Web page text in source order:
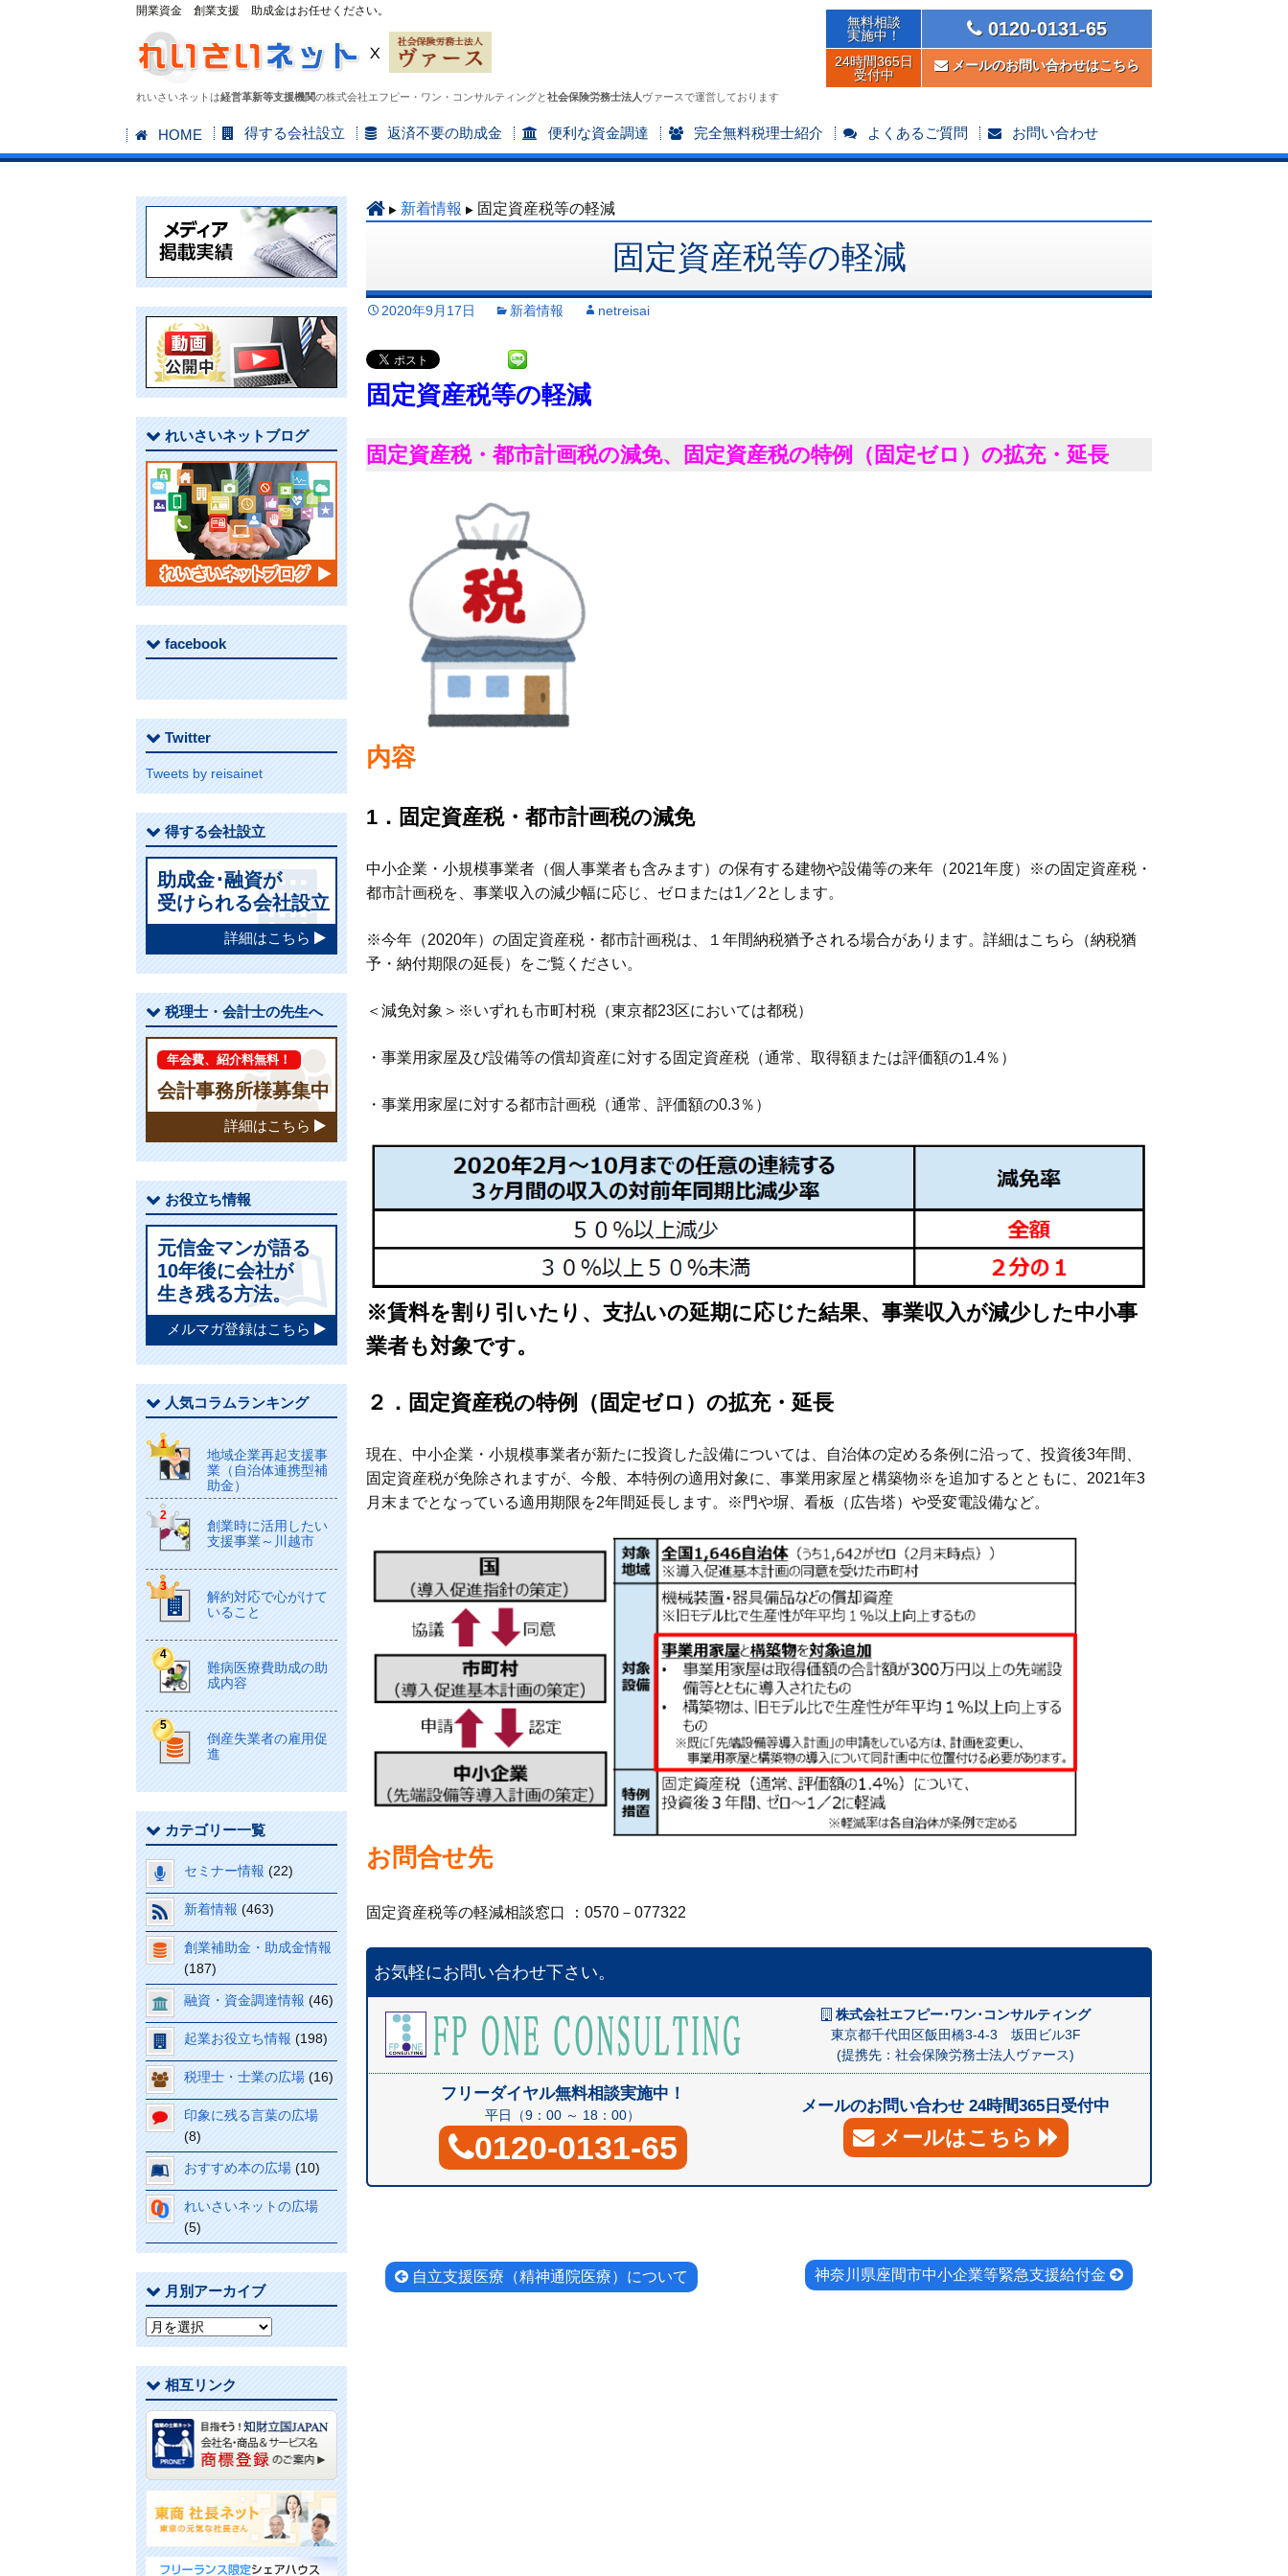
開業資金 創業支援 助成金はお任せください。
れいさいネットは経営革新等支援機関の株式会社エフピー・ワン・コンサルティングと社会保険労務士法人 ヴァースで運営しております
無料相談
実施中！
0120-0131-65
24時間365日
受付中
メールのお問い合わせはこちら
コ
ン
ン
HOME 得する会社設立 返済不要の助成金 便利な資金調達 完全無料税理士紹介 よくあるご質問 お問い合わせ
新着情報 固定資産税等の軽減
固定資産税等の軽減
2020年9月17日 新着情報 netreisai
固定資産税等の軽減
固定資産税・都市計画税の減免、固定資産税の特例（固定ゼロ）の拡充・延長
内容
1．固定資産税・都市計画税の減免
中小企業・小規模事業者（個人事業者も含みます）の保有する建物や設備等の来年（2021年度）※の固定資産税・
都市計画税を、事業収入の減少幅に応じ、ゼロまたは1／2とします。
※今年（2020年）の固定資産税・都市計画税は、１年間納税猶予される場合があります。詳細はこちら（納税猶
予・納付期限の延長）をご覧ください。
＜減免対象＞※いずれも市町村税（東京都23区においては都税）
・事業用家屋及び設備等の償却資産に対する固定資産税（通常、取得額または評価額の1.4％）
・事業用家屋に対する都市計画税（通常、評価額の0.3％）
※賃料を割り引いたり、支払いの延期に応じた結果、事業収入が減少した中小事
業者も対象です。
２．固定資産税の特例（固定ゼロ）の拡充・延長
現在、中小企業・小規模事業者が新たに投資した設備については、自治体の定める条例に沿って、投資後3年間、
固定資産税が免除されますが、今般、本特例の適用対象に、事業用家屋と構築物※を追加するとともに、2021年3
月末までとなっている適用期限を2年間延長します。※門や塀、看板（広告塔）や受変電設備など。
お問合せ先
固定資産税等の軽減相談窓口 ：0570－077322
お気軽にお問い合わせ下さい。
株式会社エフピー･ワン･コンサルティング
東京都千代田区飯田橋3-4-3 坂田ビル3F
(提携先：社会保険労務士法人ヴァース)
フリーダイヤル無料相談実施中！
平日（9：00 ～ 18：00）
0120-0131-65
メールのお問い合わせ 24時間365日受付中
メールはこちら
自立支援医療（精神通院医療）について 神奈川県座間市中小企業等緊急支援給付金
れいさいネットブログ
facebook
Twitter
Tweets by reisainet
得する会社設立
助成金･融資が
受けられる会社設立
詳細はこちら
税理士・会計士の先生へ
年会費、紹介料無料！
会計事務所様募集中
詳細はこちら
お役立ち情報
元信金マンが語る
10年後に会社が
生き残る方法。
メルマガ登録はこちら
人気コラムランキング
地域企業再起支援事
業（自治体連携型補
助金）
創業時に活用したい
支援事業～川越市
解約対応で心がけて
いること
難病医療費助成の助
成内容
倒産失業者の雇用促
進
カテゴリー一覧
セミナー情報 (22)
新着情報 (463)
創業補助金・助成金情報
(187)
融資・資金調達情報 (46)
起業お役立ち情報 (198)
税理士・士業の広場 (16)
印象に残る言葉の広場
(8)
おすすめ本の広場 (10)
れいさいネットの広場
(5)
月別アーカイブ
月
別
ア
ー
カ
イ
ブ
相互リンク